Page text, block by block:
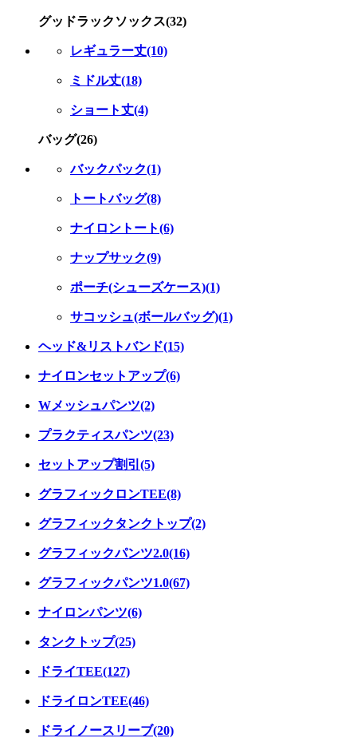
グッドラックソックス(32)
レギュラー丈(10)
ミドル丈(18)
ショート丈(4)
バッグ(26)
バックパック(1)
トートバッグ(8)
ナイロントート(6)
ナップサック(9)
ポーチ(シューズケース)(1)
サコッシュ(ボールバッグ)(1)
ヘッド&リストバンド(15)
ナイロンセットアップ(6)
Wメッシュパンツ(2)
プラクティスパンツ(23)
セットアップ割引(5)
グラフィックロンTEE(8)
グラフィックタンクトップ(2)
グラフィックパンツ2.0(16)
グラフィックパンツ1.0(67)
ナイロンパンツ(6)
タンクトップ(25)
ドライTEE(127)
ドライロンTEE(46)
ドライノースリーブ(20)